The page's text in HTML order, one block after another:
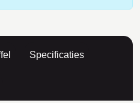
Specificaties